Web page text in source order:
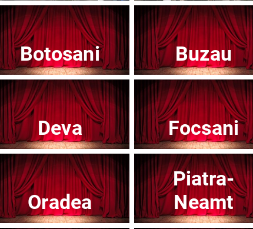
Teatrul Mic - Stagiunea 2025-2026
Afisați mai multe evenimente
Noutăți
Botosani Buzau
Deva Focsani
Oradea
Piatra-
Neamt